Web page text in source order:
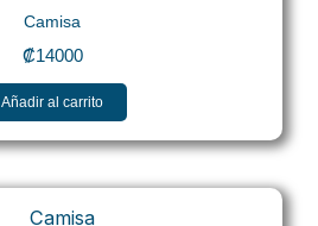
Camisa
₡14000
Añadir al carrito